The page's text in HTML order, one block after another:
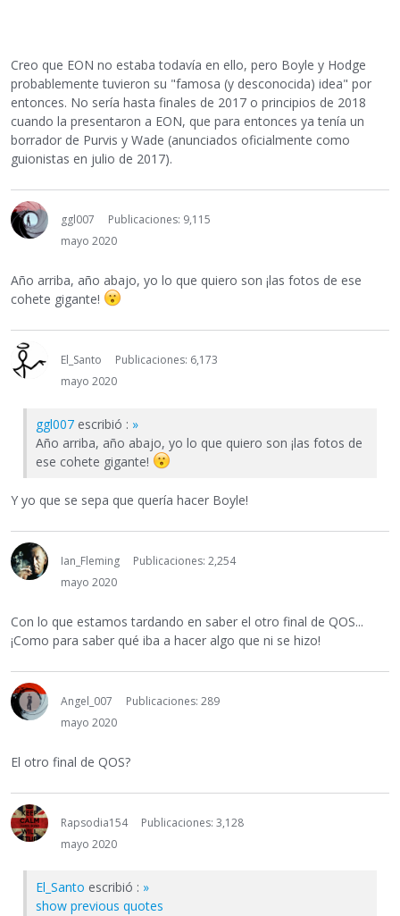
Creo que EON no estaba todavía en ello, pero Boyle y Hodge
probablemente tuvieron su "famosa (y desconocida) idea" por
entonces. No sería hasta finales de 2017 o principios de 2018
cuando la presentaron a EON, que para entonces ya tenía un
borrador de Purvis y Wade (anunciados oficialmente como
guionistas en julio de 2017).
ggl007
Publicaciones: 9,115
mayo 2020
Año arriba, año abajo, yo lo que quiero son ¡las fotos de ese
cohete gigante!
El_Santo
Publicaciones: 6,173
mayo 2020
ggl007 escribió : »
Año arriba, año abajo, yo lo que quiero son ¡las fotos de
ese cohete gigante!
Y yo que se sepa que quería hacer Boyle!
Ian_Fleming
Publicaciones: 2,254
mayo 2020
Con lo que estamos tardando en saber el otro final de QOS...
¡Como para saber qué iba a hacer algo que ni se hizo!
Angel_007
Publicaciones: 289
mayo 2020
El otro final de QOS?
Rapsodia154
Publicaciones: 3,128
mayo 2020
El_Santo escribió : »
show previous quotes